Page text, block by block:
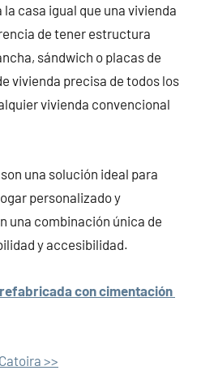
casa igual que una vivienda
de tener estructura
sándwich o placas de
vivienda precisa de todos los
vivienda convencional
una solución ideal para
personalizado y
una combinación única de
y accesibilidad.
con cimentación
>>